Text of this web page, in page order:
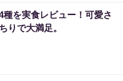
種を実食レビュー！可愛さ
りで大満足。